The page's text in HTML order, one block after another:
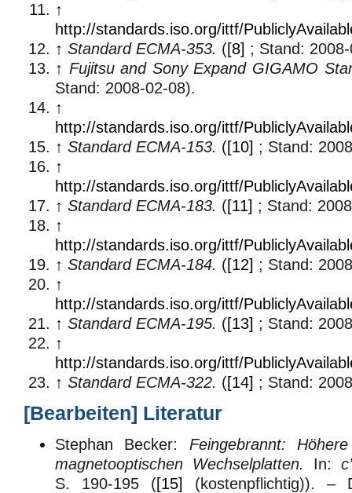
↑
http://standards.iso.org/ittf/
↑ Standard ECMA-353. ([8] ; Stand:
↑ Fujitsu and Sony Expand GIGAMO
Stand: 2008-02-08).
↑
http://standards.iso.org/ittf/
↑ Standard ECMA-153. ([10] ; Stand:
↑
http://standards.iso.org/ittf/
↑ Standard ECMA-183. ([11] ; Stand:
↑
http://standards.iso.org/ittf/
↑ Standard ECMA-184. ([12] ; Stand:
↑
http://standards.iso.org/ittf/
↑ Standard ECMA-195. ([13] ; Stand:
↑
http://standards.iso.org/ittf/
↑ Standard ECMA-322. ([14] ; Stand:
[Bearbeiten] Literatur
Stephan Becker: Feingebrannt:
magnetooptischen Wechselplatten.
In:
S. 190-195 ([15]
(kostenpflichtig)). –